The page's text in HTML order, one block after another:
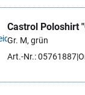
Castrol Poloshirt
Gr. M, grün
Art.-Nr.: 05761887